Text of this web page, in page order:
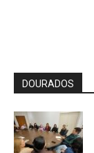
DOURADOS